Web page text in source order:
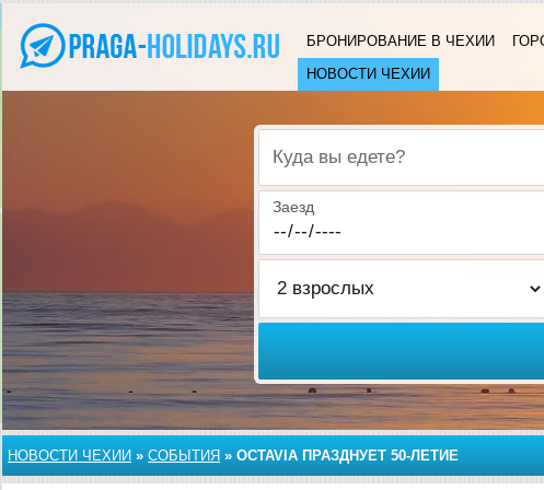
БРОНИРОВАНИЕ В ЧЕХИИ
НОВОСТИ ЧЕХИИ
Куда вы едете?
Заезд
НОВОСТИ ЧЕХИИ » СОБЫТИЯ » OCTAVIA ПРАЗДНУЕТ 50-ЛЕТИЕ